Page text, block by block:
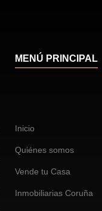
MENÚ PRINCIPAL
Inicio
Quiénes somos
Vende tu Casa
Inmobiliarias Coruña